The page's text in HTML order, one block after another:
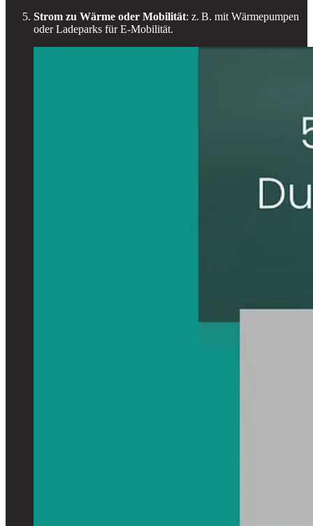
Strom zu Wärme oder Mobilität: z. B. mit Wärmepumpen
oder Ladeparks für E-Mobilität.